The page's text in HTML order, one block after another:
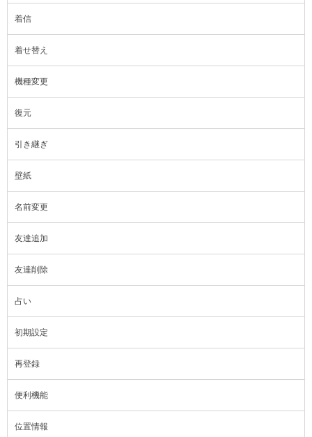
着信
着せ替え
機種変更
復元
引き継ぎ
壁紙
名前変更
友達追加
友達削除
占い
初期設定
再登録
便利機能
位置情報